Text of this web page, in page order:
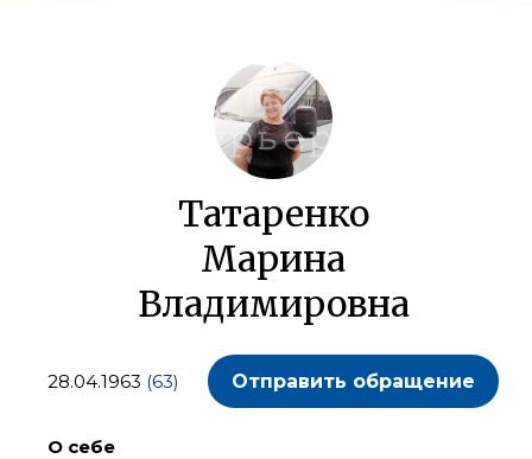
Татаренко
Марина
Владимировна
28.04.1963 (63) Отправить обращение
О себе